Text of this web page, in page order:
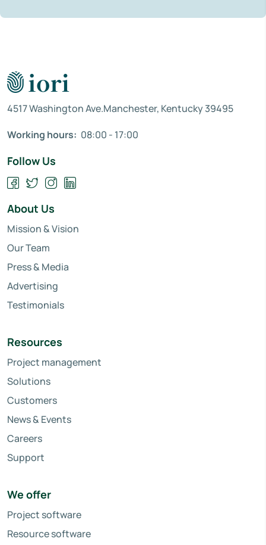
4517 Washington Ave.Manchester, Kentucky 39495
Working hours: 08:00 - 17:00
Follow Us
About Us
Mission & Vision
Our Team
Press & Media
Advertising
Testimonials
Resources
Project management
Solutions
Customers
News & Events
Careers
Support
We offer
Project software
Resource software